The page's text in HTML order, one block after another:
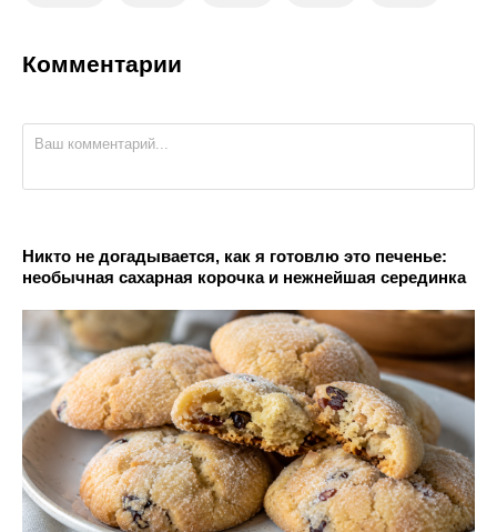
Комментарии
Никто не догадывается, как я готовлю это печенье:
необычная сахарная корочка и нежнейшая серединка